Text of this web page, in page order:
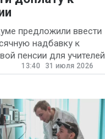
предложили ввести
надбавку к
пенсии для учителей
и
13:40 31 июля 2026